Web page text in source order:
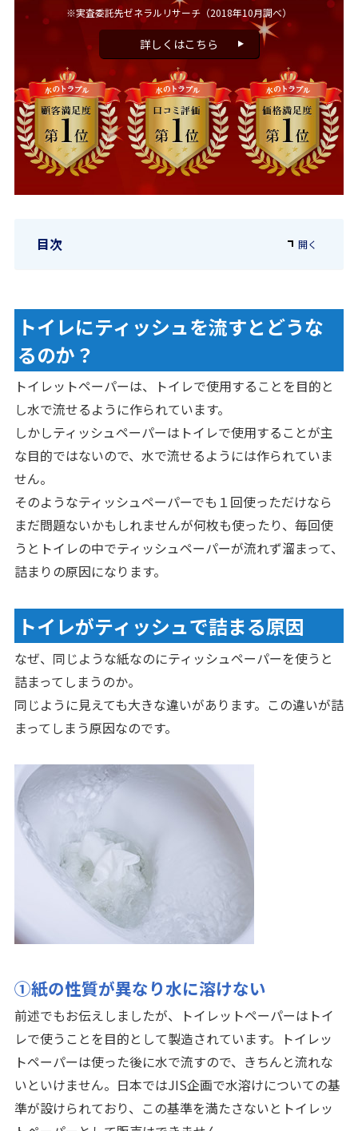
※実査委託先ゼネラルリサーチ （2018年10月調べ）
詳しくはこちら
目次
トイレにティッシュを流すとどうな
るのか？
トイレットペーパーは、トイレで使用することを目的と
し水で流せるように作られています。
しかしティッシュペーパーはトイレで使用することが主
な目的ではないので、水で流せるようには作られていま
せん。
そのようなティッシュペーパーでも１回使っただけなら
まだ問題ないかもしれませんが何枚も使ったり、毎回使
うとトイレの中でティッシュペーパーが流れず溜まって、
詰まりの原因になります。
トイレがティッシュで詰まる原因
なぜ、同じような紙なのにティッシュペーパーを使うと
詰まってしまうのか。
同じように見えても大きな違いがあります。この違いが詰
まってしまう原因なのです。
①紙の性質が異なり水に溶けない
前述でもお伝えしましたが、トイレットペーパーはトイ
レで使うことを目的として製造されています。トイレッ
トペーパーは使った後に水で流すので、きちんと流れな
いといけません。日本ではJIS企画で水溶けについての基
準が設けられており、この基準を満たさないとトイレッ